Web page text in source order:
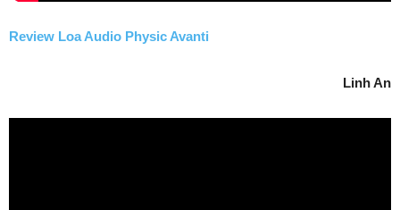
Review Loa Audio Physic Avanti
Linh An